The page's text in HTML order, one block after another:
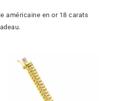
américaine en or 18 carats